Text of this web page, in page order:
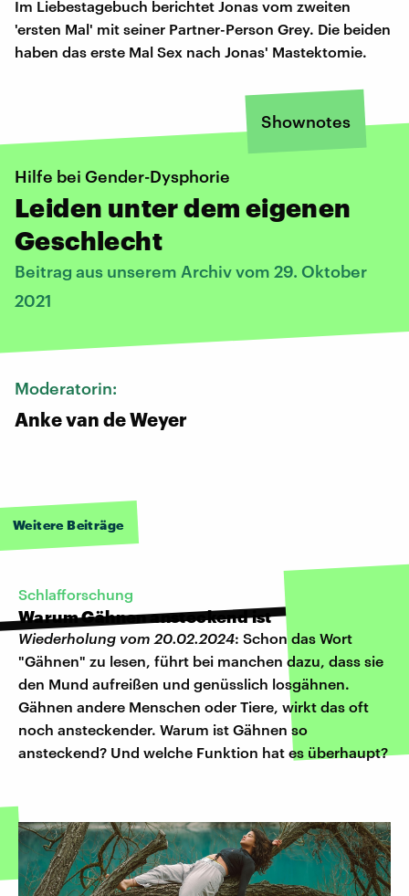
Im Liebestagebuch berichtet Jonas vom zweiten
'ersten Mal' mit seiner Partner-Person Grey. Die beiden
haben das erste Mal Sex nach Jonas' Mastektomie.
Shownotes
Hilfe bei Gender-Dysphorie
Leiden unter dem eigenen
Geschlecht
Beitrag aus unserem Archiv vom 29. Oktober
2021
Moderatorin:
Anke van de Weyer
Weitere Beiträge
Schlafforschung
Warum Gähnen ansteckend ist
Wiederholung vom 20.02.2024: Schon das Wort
"Gähnen" zu lesen, führt bei manchen dazu, dass sie
den Mund aufreißen und genüsslich losgähnen.
Gähnen andere Menschen oder Tiere, wirkt das oft
noch ansteckender. Warum ist Gähnen so
ansteckend? Und welche Funktion hat es überhaupt?